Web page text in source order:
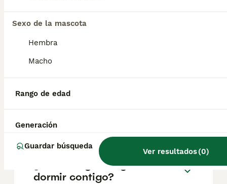
Sexo de la mascota
Hembra
Macho
Rango de edad
Generación
Guardar búsqueda
Ver resultados(0)
¿Por qué son tan raros los
corgis cárdigan?
pelo?
¿A los corgis les gusta
dormir contigo?